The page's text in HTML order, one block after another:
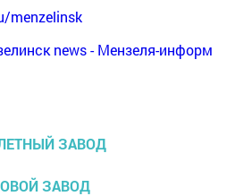
menzelinsk
news - Мензеля-информ
ЗАВОД
ЗАВОД